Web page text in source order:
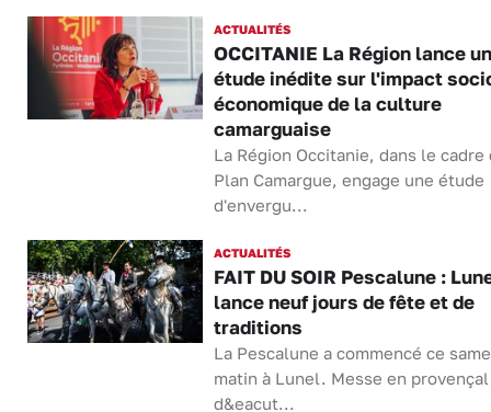
ACTUALITÉS
OCCITANIE La Région lance
étude inédite sur l'impact
économique de la culture
camarguaise
La Région Occitanie, dans le cadre
Plan Camargue, engage une étude
d'envergu...
ACTUALITÉS
FAIT DU SOIR Pescalune :
lance neuf jours de fête et de
traditions
La Pescalune a commencé ce
matin à Lunel. Messe en
d&eacut...